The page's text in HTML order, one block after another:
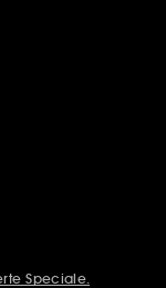
Speciale.